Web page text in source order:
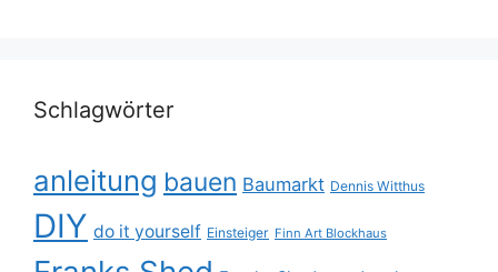
Schlagwörter
anleitung bauen Baumarkt Dennis Witthus
DIY do it yourself Einsteiger Finn Art Blockhaus